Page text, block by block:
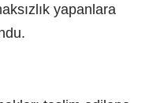
yapanlara